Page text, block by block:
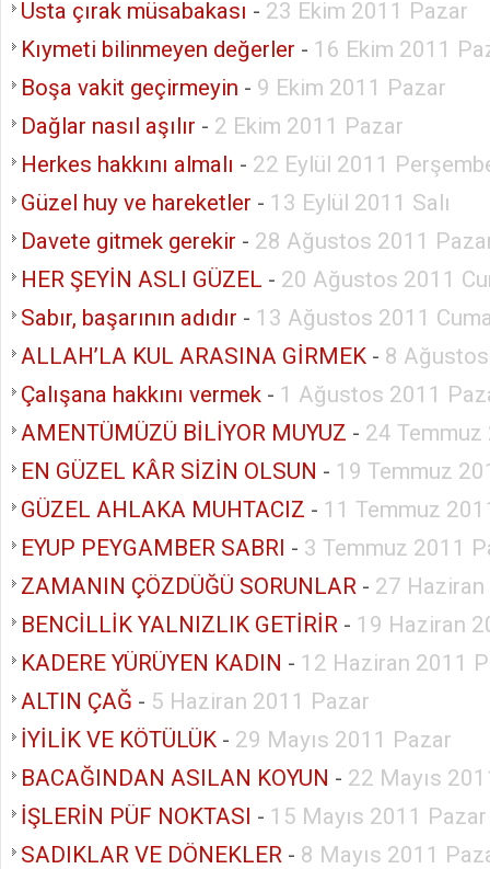
Usta çırak müsabakası - 23 Ekim 2011 Pazar
Kıymeti bilinmeyen değerler - 16 Ekim 2011
Boşa vakit geçirmeyin - 9 Ekim 2011 Pazar
Dağlar nasıl aşılır - 2 Ekim 2011 Pazar
Herkes hakkını almalı - 22 Eylül 2011
Güzel huy ve hareketler - 13 Eylül 2011 Salı
Davete gitmek gerekir - 28 Ağustos 2011
HER ŞEYİN ASLI GÜZEL - 20 Ağustos 2011
Sabır, başarının adıdır - 13 Ağustos 2011
ALLAH’LA KUL ARASINA GİRMEK - 8
Çalışana hakkını vermek - 1 Ağustos 2011
AMENTÜMÜZÜ BİLİYOR MUYUZ - 24
EN GÜZEL KÂR SİZİN OLSUN - 19 Temmuz
GÜZEL AHLAKA MUHTACIZ - 11 Temmuz
EYUP PEYGAMBER SABRI - 3 Temmuz 2011
ZAMANIN ÇÖZDÜĞÜ SORUNLAR - 27
BENCİLLİK YALNIZLIK GETİRİR - 19 Haziran
KADERE YÜRÜYEN KADIN - 12 Haziran 2011
ALTIN ÇAĞ - 5 Haziran 2011 Pazar
İYİLİK VE KÖTÜLÜK - 29 Mayıs 2011 Pazar
BACAĞINDAN ASILAN KOYUN - 22 Mayıs
İŞLERİN PÜF NOKTASI - 15 Mayıs 2011 Pazar
SADIKLAR VE DÖNEKLER - 8 Mayıs 2011